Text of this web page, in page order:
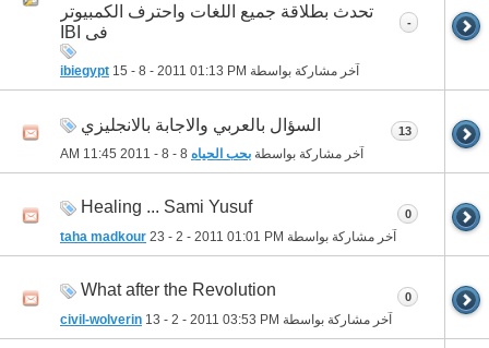
تحدث بطلاقة جميع اللغات واحترف الكمبيوتر
فى IBI
آخر مشاركة بواسطة ibiegypt 15 - 8 - 2011 01:13 PM
-
السؤال بالعربي والاجابة بالانجليزي
آخر مشاركة بواسطة بحب الحياه 11:45 AM
13
Healing ... Sami Yusuf
آخر مشاركة بواسطة taha madkour 23 - 2 - 2011 01:01 PM
0
What after the Revolution
آخر مشاركة بواسطة civil-wolverin 13 - 2 - 2011 03:53 PM
0